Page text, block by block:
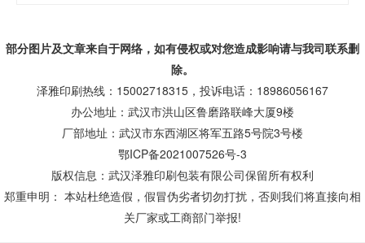
部分图片及文章来自于网络，如有侵权或对您造成影响请与我司联系删
除。
泽雅印刷热线：15002718315，投诉电话：18986056167
办公地址：武汉市洪山区鲁磨路联峰大厦9楼
厂部地址：武汉市东西湖区将军五路5号院3号楼
鄂ICP备2021007526号-3
版权信息：武汉泽雅印刷包装有限公司保留所有权利
郑重申明： 本站杜绝造假，假冒伪劣者切勿打扰，否则我们将直接向相
关厂家或工商部门举报!